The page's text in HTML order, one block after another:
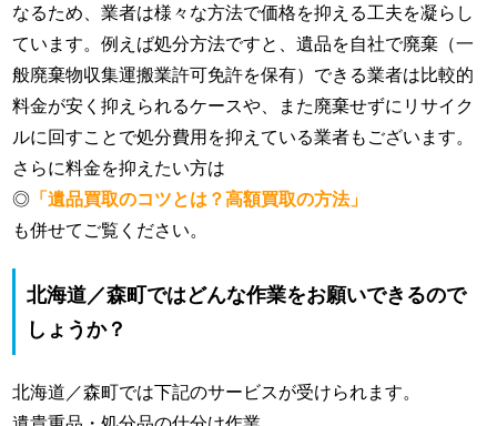
なるため、業者は様々な方法で価格を抑える工夫を凝らし
ています。例えば処分方法ですと、遺品を自社で廃棄（一
般廃棄物収集運搬業許可免許を保有）できる業者は比較的
料金が安く抑えられるケースや、また廃棄せずにリサイク
ルに回すことで処分費用を抑えている業者もございます。
さらに料金を抑えたい方は
◎ 「遺品買取のコツとは？高額買取の方法」
も併せてご覧ください。
北海道／森町ではどんな作業をお願いできるので
しょうか？
北海道／森町では下記のサービスが受けられます。